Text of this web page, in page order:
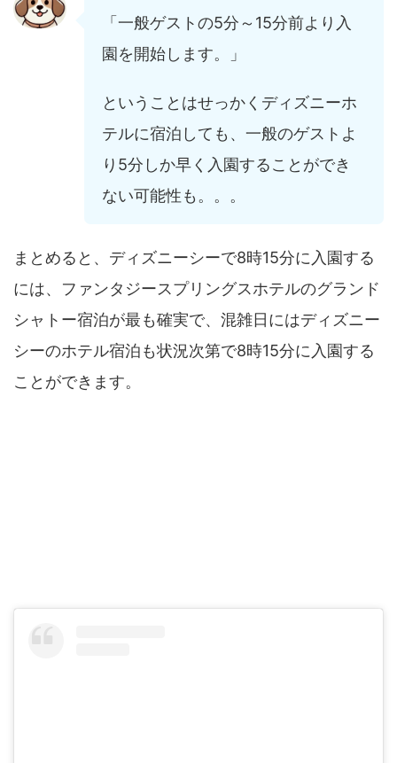
「一般ゲストの5分～15分前より入
園を開始します。」
ということはせっかくディズニーホ
テルに宿泊しても、一般のゲストよ
り5分しか早く入園することができ
ない可能性も。。。
まとめると、ディズニーシーで8時15分に入園する
には、ファンタジースプリングスホテルのグランド
シャトー宿泊が最も確実で、混雑日にはディズニー
シーのホテル宿泊も状況次第で8時15分に入園する
ことができます。